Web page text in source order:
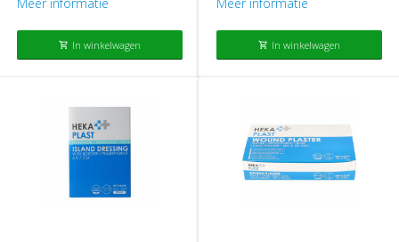
shopping_cart In winkelwagen shopping_cart In winkelwagen